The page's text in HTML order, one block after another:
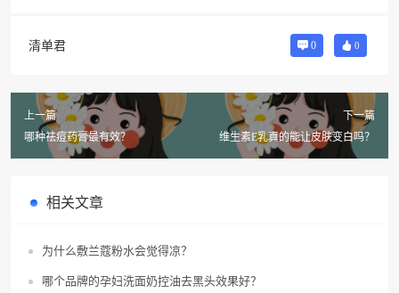
清单君 0 0
上一篇
哪种祛痘药膏最有效？
下一篇
维生素E乳真的能让皮肤变白吗？
相关文章
为什么敷兰蔻粉水会觉得凉？
哪个品牌的孕妇洗面奶控油去黑头效果好？